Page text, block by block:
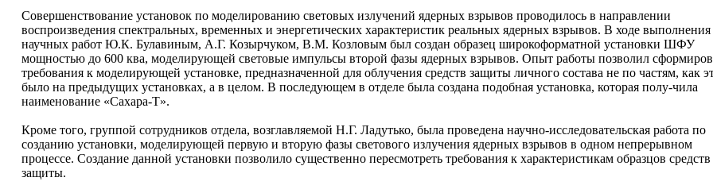
Совершенствование установок по моделированию световых излучений ядерных взрывов проводилось в направлении
воспроизведения спектральных, временных и энергетических характеристик реальных ядерных взрывов. В ходе выполнения
научных работ Ю.К. Булавиным, А.Г. Козырчуком, В.М. Козловым был создан образец широкоформатной установки ШФУ
мощностью до 600 ква, моделирующей световые импульсы второй фазы ядерных взрывов. Опыт работы позволил
требования к моделирующей установке, предназначенной для облучения средств защиты личного состава не по частям, как
было на предыдущих установках, а в целом. В последующем в отделе была создана подобная установка, которая полу-чила
наименование «Сахара-Т».
Кроме того, группой сотрудников отдела, возглавляемой Н.Г. Ладутько, была проведена научно-исследовательская работа по
созданию установки, моделирующей первую и вторую фазы светового излучения ядерных взрывов в одном непрерывном
процессе. Создание данной установки позволило существенно пересмотреть требования к характеристикам образцов средств
защиты.